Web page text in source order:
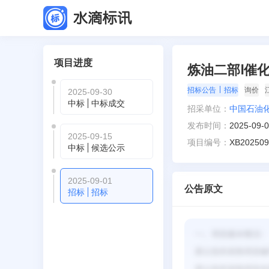
项目进度
2025-09-30
中标
中标成交
2025-09-15
中标
候选公示
2025-09-01
招标
招标
炼油二部Ⅰ催
招标公告 招标 询价
招采单位： 中国石油
发布时间： 2025-09-
项目编号：
公告原文